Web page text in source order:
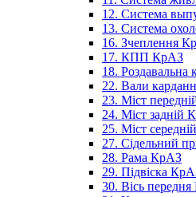
12. Система
13. Система
16. Зчеплення
17. КПП КрАЗ
18. Роздавальна
22. Вали
23. Міст
24. Міст задній
25. Міст
27. Сідельний
28. Рама КрАЗ
29. Підвіска
30. Вісь